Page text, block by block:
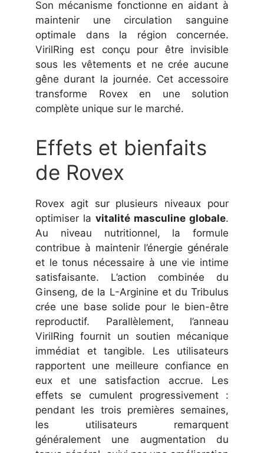
Son mécanisme fonctionne en aidant à
maintenir une circulation sanguine
optimale dans la région concernée.
VirilRing est conçu pour être invisible
sous les vêtements et ne crée aucune
gêne durant la journée. Cet accessoire
transforme Rovex en une solution
complète unique sur le marché.
Effets et bienfaits
de Rovex
Rovex agit sur plusieurs niveaux pour
optimiser la vitalité masculine globale.
Au niveau nutritionnel, la formule
contribue à maintenir l’énergie générale
et le tonus nécessaire à une vie intime
satisfaisante. L’action combinée du
Ginseng, de la L-Arginine et du Tribulus
crée une base solide pour le bien-être
reproductif. Parallèlement, l’anneau
VirilRing fournit un soutien mécanique
immédiat et tangible. Les utilisateurs
rapportent une meilleure confiance en
eux et une satisfaction accrue. Les
effets se cumulent progressivement :
pendant les trois premières semaines,
les utilisateurs remarquent
généralement une augmentation du